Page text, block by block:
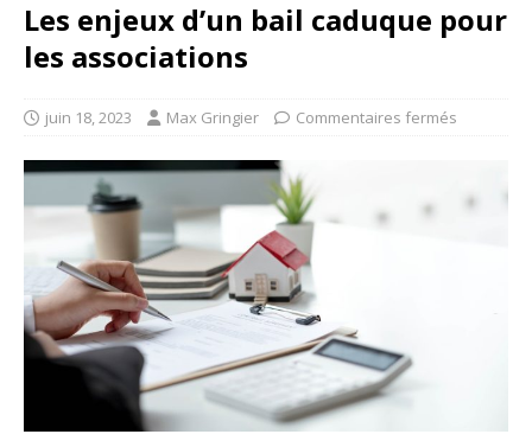
Les enjeux d’un bail caduque pour
les associations
juin 18, 2023 Max Gringier Commentaires fermés